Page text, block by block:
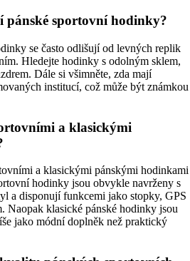
sportovní hodinky?
se často odlišují od levných replik
Hledejte hodinky s odolným sklem,
Dále si všimněte, zda mají
institucí, což může být známkou
a klasickými
a klasickými pánskými hodinkami
hodinky jsou obvykle navrženy s
a disponují funkcemi jako stopky, GPS
Naopak klasické pánské hodinky jsou
jako módní doplněk než praktický